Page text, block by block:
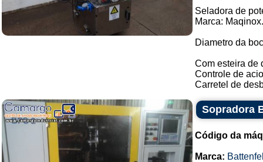
Seladora de
Marca: Maqinox.
Diametro da
Com esteira de
Controle de
Carretel de
Sopradora
Código da
Marca: